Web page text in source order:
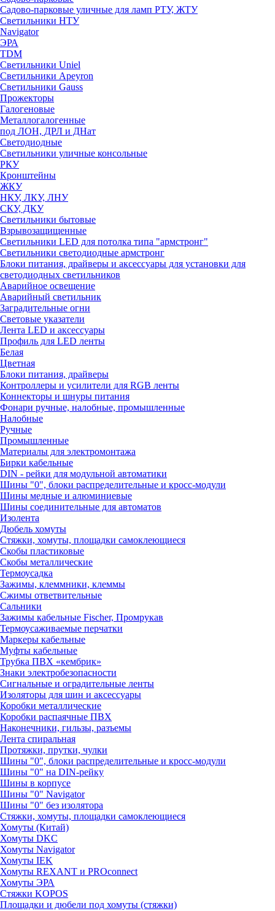
Садово-парковые уличные для ламп РТУ, ЖТУ
Светильники НТУ
Navigator
ЭРА
TDM
Светильники Uniel
Светильники Apeyron
Светильники Gauss
Прожекторы
Галогеновые
Металлогалогенные
под ЛОН, ДРЛ и ДНат
Светодиодные
Светильники уличные консольные
РКУ
Кронштейны
ЖКУ
НКУ, ЛКУ, ЛНУ
СКУ, ДКУ
Светильники бытовые
Взрывозащищенные
Светильники LED для потолка типа "армстронг"
Светильники светодиодные армстронг
Блоки питания, драйверы и аксессуары для установки для
светодиодных светильников
Аварийное освещение
Аварийный светильник
Заградительные огни
Световые указатели
Лента LED и аксессуары
Профиль для LED ленты
Белая
Цветная
Блоки питания, драйверы
Контроллеры и усилители для RGB ленты
Коннекторы и шнуры питания
Фонари ручные, налобные, промышленные
Налобные
Ручные
Промышленные
Материалы для электромонтажа
Бирки кабельные
DIN - рейки для модульной автоматики
Шины "0", блоки распределительные и кросс-модули
Шины медные и алюминиевые
Шины соединительные для автоматов
Изолента
Дюбель хомуты
Стяжки, хомуты, площадки самоклеющиеся
Скобы пластиковые
Скобы металлические
Термоусадка
Зажимы, клеммники, клеммы
Сжимы ответвительные
Сальники
Зажимы кабельные Fischer, Промрукав
Термоусаживаемые перчатки
Маркеры кабельные
Муфты кабельные
Трубка ПВХ «кембрик»
Знаки электробезопасности
Сигнальные и оградительные ленты
Изоляторы для шин и аксессуары
Коробки металлические
Коробки распаячные ПВХ
Наконечники, гильзы, разъемы
Лента спиральная
Протяжки, прутки, чулки
Шины "0", блоки распределительные и кросс-модули
Шины "0" на DIN-рейку
Шины в корпусе
Шины "0" Navigator
Шины "0" без изолятора
Стяжки, хомуты, площадки самоклеющиеся
Хомуты (Китай)
Хомуты DKC
Хомуты Navigator
Хомуты IEK
Хомуты REXANT и PROconnect
Хомуты ЭРА
Стяжки KOPOS
Площадки и дюбели под хомуты (стяжки)